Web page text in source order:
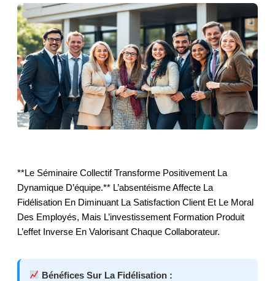
**Le Séminaire Collectif Transforme Positivement La
Dynamique D’équipe.** L’absentéisme Affecte La
Fidélisation En Diminuant La Satisfaction Client Et Le Moral
Des Employés, Mais L’investissement Formation Produit
L’effet Inverse En Valorisant Chaque Collaborateur.
Bénéfices Sur La Fidélisation :